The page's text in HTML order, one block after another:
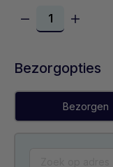
Bezorgopties
Bezorgen